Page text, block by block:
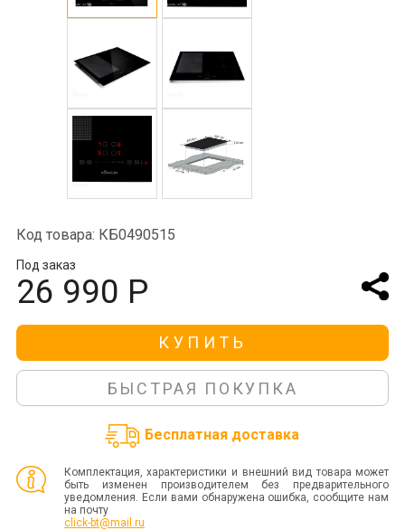
Код товара: КБ0490515
Под заказ
26 990 Р
КУПИТЬ
БЫСТРАЯ ПОКУПКА
Бесплатная доставка
Комплектация, характеристики и внешний вид товара может
быть изменен производителем без предварительного
уведомления. Если вами обнаружена ошибка, сообщите нам
на почту
click-bt@mail.ru